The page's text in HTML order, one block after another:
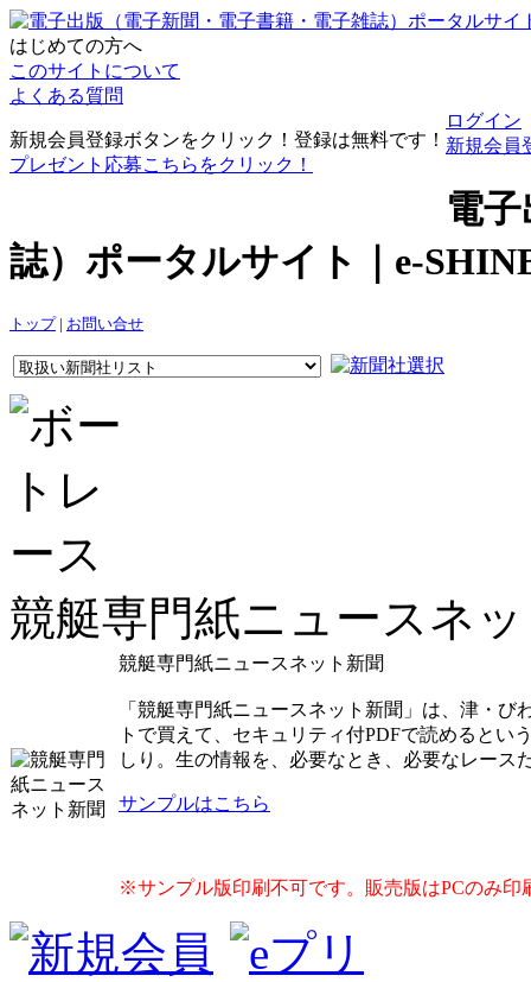
はじめての方へ
このサイトについて
よくある質問
新規会員登録ボタンをクリック！登録は無料です！
プレゼント応募こちらをクリック！
ログイン
新規会員
電
誌）ポータルサイト｜e-
トップ| お問い合せ
競艇専門紙ニュースネ
競艇専門紙ニュースネット新聞
「競艇専門紙ニュースネット新聞」は、津・
トで買えて、セキュリティ付PDFで読めると
しり。生の情報を、必要なとき、必要なレース
サンプルはこちら
※サンプル版印刷不可です。販売版はPCのみ印